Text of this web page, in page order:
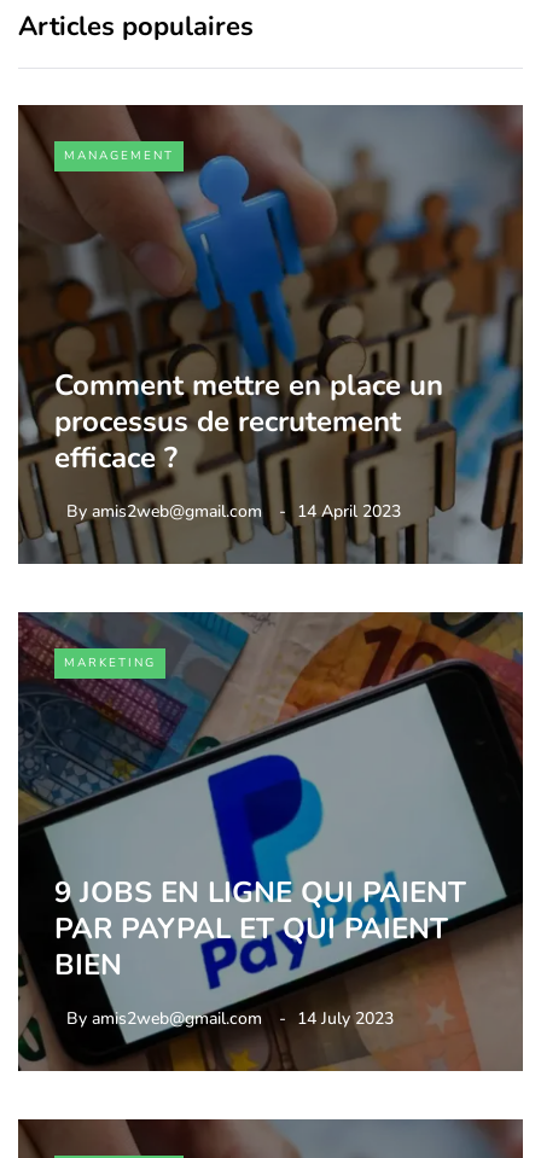
Articles populaires
MANAGEMENT
Comment mettre en place un
processus de recrutement
efficace ?
By amis2web@gmail.com 14 April 2023
MARKETING
9 JOBS EN LIGNE QUI PAIENT
PAR PAYPAL ET QUI PAIENT
BIEN
By amis2web@gmail.com 14 July 2023